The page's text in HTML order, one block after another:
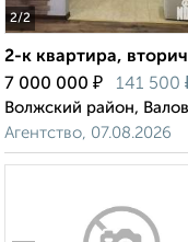
2/2
2-к квартира,
7 000 000 ₽ 141 500
Волжский район,
Агентство, 07.08.2026